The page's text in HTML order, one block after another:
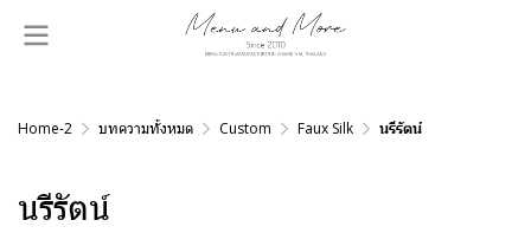
Home-2 บทความทั้งหมด Custom Faux Silk นรีรัตน์
นรีรัตน์